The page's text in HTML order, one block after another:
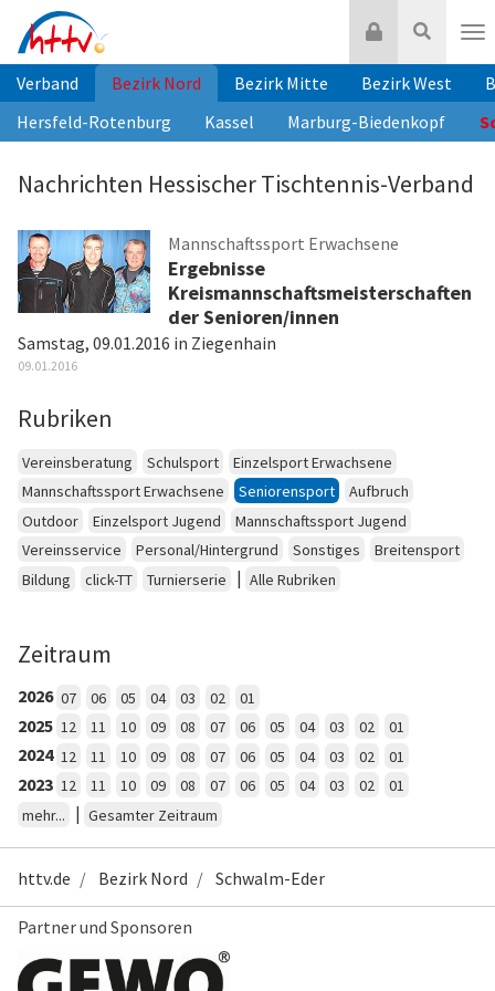
Inhalt
springen
Suche
Login
Verband Bezirk Nord Bezirk Mitte Bezirk West
Hersfeld-Rotenburg
Kassel Marburg-Biedenkopf
Nachrichten Hessischer Tischtennis-Verband
Mannschaftssport Erwachsene
Ergebnisse
Kreismannschaftsmeisterschaften
der Senioren/innen
Samstag, 09.01.2016 in Ziegenhain
09.01.2016
Rubriken
Vereinsberatung Schulsport
Einzelsport Erwachsene
Mannschaftssport Erwachsene
Seniorensport
Aufbruch
Outdoor
Einzelsport Jugend
Mannschaftssport Jugend
Vereinsservice
Personal/Hintergrund Sonstiges
Breitensport
Bildung
click-TT Turnierserie | Alle Rubriken
Zeitraum
2026 07 06 05 04 03 02 01
2025 12 11 10 09 08 07 06 05 04 03 02 01
2024 12 11 10 09 08 07 06 05 04 03 02 01
2023 12 11 10 09 08 07 06 05 04 03 02
01
mehr...
| Gesamter Zeitraum
httv.de Bezirk Nord Schwalm-Eder
Partner und Sponsoren